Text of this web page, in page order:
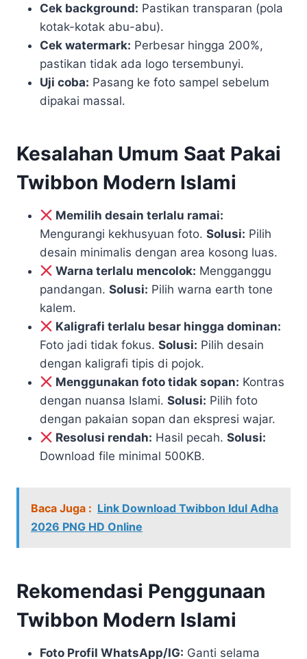
Cek background: Pastikan transparan (pola
kotak-kotak abu-abu).
Cek watermark: Perbesar hingga 200%,
pastikan tidak ada logo tersembunyi.
Uji coba: Pasang ke foto sampel sebelum
dipakai massal.
Kesalahan Umum Saat Pakai
Twibbon Modern Islami
Memilih desain terlalu ramai:
Mengurangi kekhusyuan foto. Solusi: Pilih
desain minimalis dengan area kosong luas.
Warna terlalu mencolok: Mengganggu
pandangan. Solusi: Pilih warna earth tone
kalem.
Kaligrafi terlalu besar hingga dominan:
Foto jadi tidak fokus. Solusi: Pilih desain
dengan kaligrafi tipis di pojok.
Menggunakan foto tidak sopan: Kontras
dengan nuansa Islami. Solusi: Pilih foto
dengan pakaian sopan dan ekspresi wajar.
Resolusi rendah: Hasil pecah.Solusi:
Download file minimal 500KB.
Baca Juga : Link Download Twibbon Idul Adha
2026 PNG HD Online
Rekomendasi Penggunaan
Twibbon Modern Islami
Foto Profil WhatsApp/IG: Ganti selama